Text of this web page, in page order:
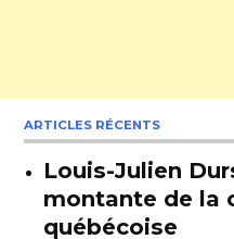
ARTICLES RÉCENTS
Louis-Julien
montante de la
québécoise